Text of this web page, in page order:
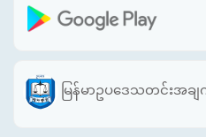
မြန်မာဥပဒေသတင်းအ